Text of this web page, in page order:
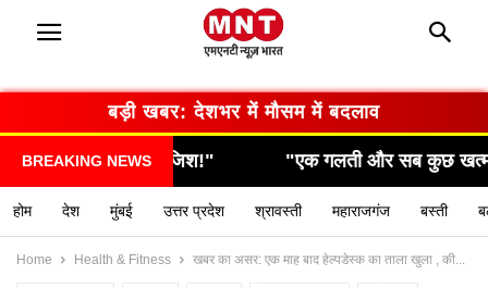
बड़ी खबर: सरकार का बड़ा फैसला
BREAKING NEWS
और सब कुछ खत्म… देखिए कैसे हुआ हादसा!" "सामने
होम देश मुंबई उत्तर प्रदेश श्रावस्ती महाराजगंज बस्ती
Home Health & Fitness खबर का असर: एक माह बाद हेल्पडेस्क का ताला खुला , की...